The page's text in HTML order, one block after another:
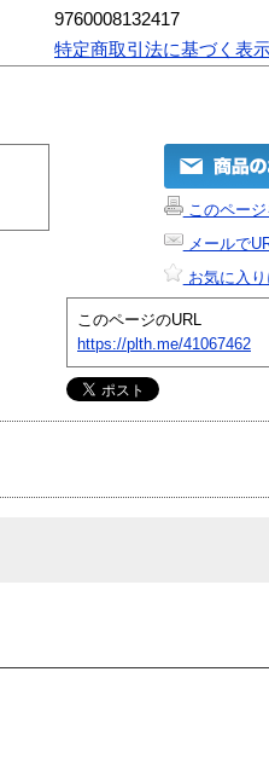
9760008132417
特定商取引法に基づく表
このページ
メールで
お気に入
このページのURL
https://plth.me/41067462